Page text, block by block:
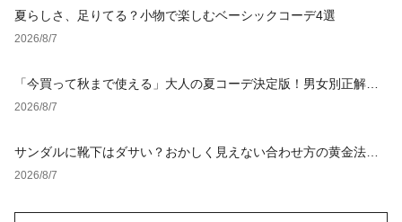
夏らしさ、足りてる？小物で楽しむベーシックコーデ4選
2026/8/7
「今買って秋まで使える」大人の夏コーデ決定版！男女別正解ス
タイルとNGな着こなし
2026/8/7
サンダルに靴下はダサい？おかしく見えない合わせ方の黄金法則
と男女別おすすめコーデ
2026/8/7